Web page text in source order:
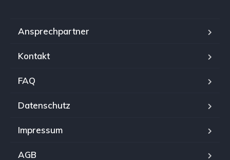
Ansprechpartner
Kontakt
FAQ
Datenschutz
Impressum
AGB